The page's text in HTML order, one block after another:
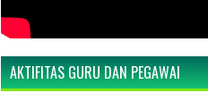
AKTIFITAS GURU DAN PEGAWAI